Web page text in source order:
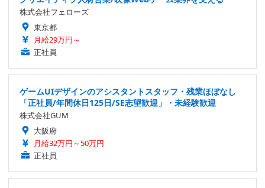
株式会社フェローズ
東京都
月給29万円～
正社員
ゲームUIデザインのアシスタントスタッフ・残業ほぼなし
「正社員/年間休日125日/SE志望歓迎」・未経験歓迎
株式会社GUM
大阪府
月給32万円～50万円
正社員